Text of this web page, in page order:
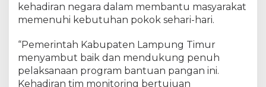
kehadiran negara dalam membantu masyarakat
memenuhi kebutuhan pokok sehari-hari.
“Pemerintah Kabupaten Lampung Timur
menyambut baik dan mendukung penuh
pelaksanaan program bantuan pangan ini.
Kehadiran tim monitoring bertujuan